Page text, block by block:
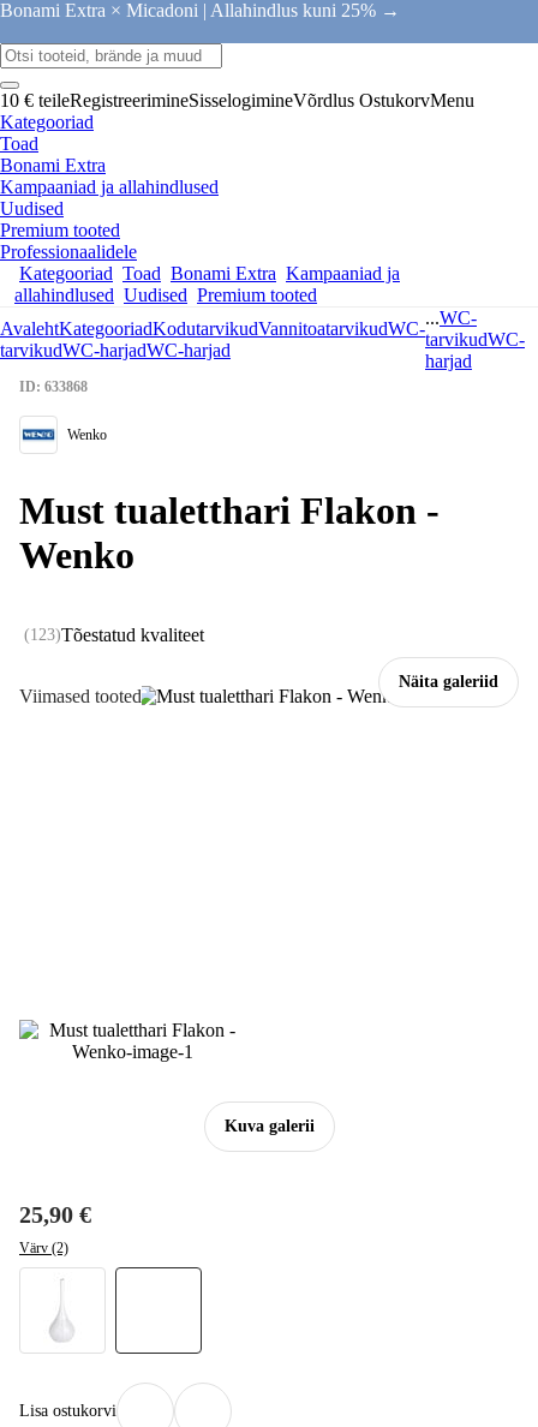
Bonami Extra × Micadoni | Allahindlus kuni 25% →
10 € teileRegistreerimineSisselogimineVõrdlus OstukorvMenu
Kategooriad
Toad
Bonami Extra
Kampaaniad ja allahindlused
Uudised
Premium tooted
Professionaalidele
Kategooriad Toad Bonami Extra Kampaaniad ja
allahindlused Uudised Premium tooted
AvalehtKategooriadKodutarvikudVannitoatarvikudWC-
tarvikudWC-harjadWC-harjad
...WC-
tarvikudWC-
harjad
Näita galeriid
Kuva galerii
Viimased tooted
ID: 633868
Wenko
Must tualetthari Flakon -
Wenko
(123)Tõestatud kvaliteet
25,90 €
Värv (2)
Lisa ostukorvi